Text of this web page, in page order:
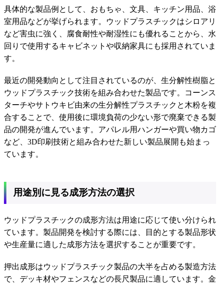
具体的な製品例として、おもちゃ、文具、キッチン用品、浴
室用品などが挙げられます。ウッドプラスチックはシロアリ
など害虫に強く、腐食耐性や耐湿性にも優れることから、水
回りで使用するキャビネットや収納家具にも採用されていま
す。
最近の開発動向として注目されているのが、生分解性樹脂と
ウッドプラスチック技術を組み合わせた製品です。コーンス
ターチやサトウキビ由来の生分解性プラスチックと木粉を複
合することで、使用後に環境負荷の少ない形で廃棄できる製
品の開発が進んでいます。アパレル用ハンガーや買い物カゴ
など、3D印刷技術と組み合わせた新しい製品展開も始まっ
ています。
用途別に見る成形方法の選択
ウッドプラスチックの成形方法は用途に応じて使い分けられ
ています。製品開発を検討する際には、目的とする製品形状
や生産量に適した成形方法を選択することが重要です。
押出成形はウッドプラスチック製品の大半を占める製造方法
で、デッキ材やフェンスなどの長尺製品に適しています。金